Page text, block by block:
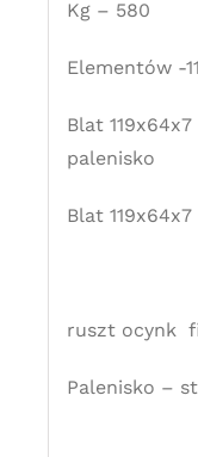
Kg – 580
Elementów -11
Blat
palenisko
Blat
ruszt ocynk
Palenisko –